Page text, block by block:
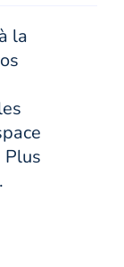
la
Plus